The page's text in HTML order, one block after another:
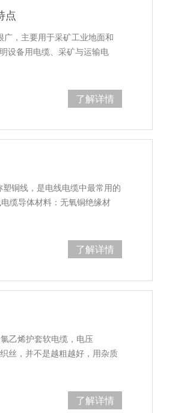
点
，主要用于采矿工业地面和
设备用电缆、采矿与运输电
了解详情
铜线，是电线电缆中最常用的
缆导体材料：无氧铜绝缘材
了解详情
乙烯护套软电缆，电压
丝，并不是越粗越好，用杂质
了解详情